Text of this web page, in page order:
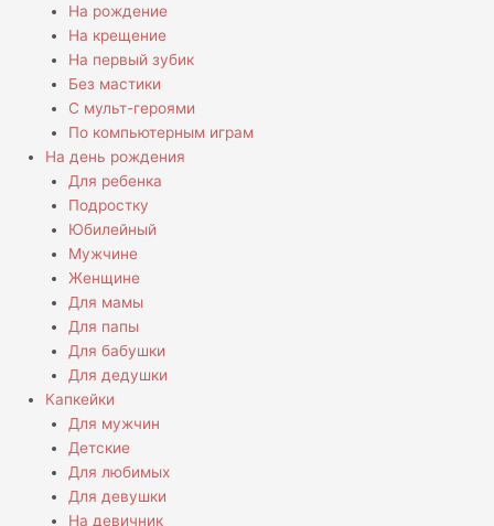
На рождение
На крещение
На первый зубик
Без мастики
С мульт-героями
По компьютерным играм
На день рождения
Для ребенка
Подростку
Юбилейный
Мужчине
Женщине
Для мамы
Для папы
Для бабушки
Для дедушки
Капкейки
Для мужчин
Детские
Для любимых
Для девушки
На девичник